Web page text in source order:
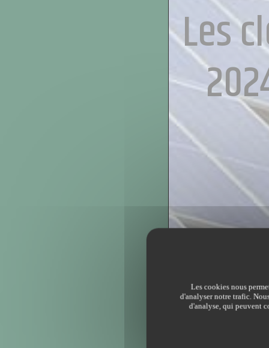
Les
Les cookies nous
d'analyser notre trafic.
d'analyse, qui peuvent